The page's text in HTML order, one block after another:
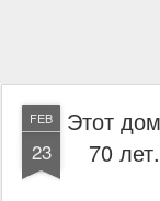
FEB
23
Этот
70